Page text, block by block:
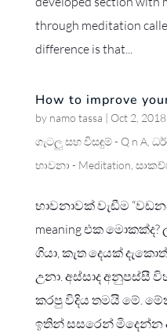
through meditation
difference is that...
How to improve
by namo tassa | Oct 2, 2018
ගැටලු සහ විසඳුම් - Q n A,
භාවනා - Meditation
භාවනාවක් වැඩීම
meaning එක
ගියා, කැත දෙයක්
උනා. අස්සාද අනුපස්සී
කරපු විදිය තමයි මේ.
ඉතින් සසරෙන් මිදෙන්න